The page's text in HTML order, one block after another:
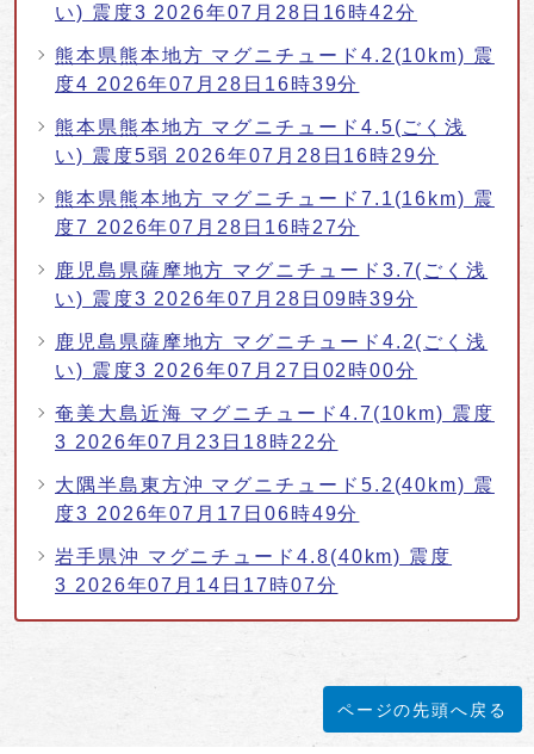
い) 震度3 2026年07月28日16時42分
熊本県熊本地方 マグニチュード4.2(10km) 震
度4 2026年07月28日16時39分
熊本県熊本地方 マグニチュード4.5(ごく浅
い) 震度5弱 2026年07月28日16時29分
熊本県熊本地方 マグニチュード7.1(16km) 震
度7 2026年07月28日16時27分
鹿児島県薩摩地方 マグニチュード3.7(ごく浅
い) 震度3 2026年07月28日09時39分
鹿児島県薩摩地方 マグニチュード4.2(ごく浅
い) 震度3 2026年07月27日02時00分
奄美大島近海 マグニチュード4.7(10km) 震度
3 2026年07月23日18時22分
大隅半島東方沖 マグニチュード5.2(40km) 震
度3 2026年07月17日06時49分
岩手県沖 マグニチュード4.8(40km) 震度
3 2026年07月14日17時07分
ページの先頭へ戻る